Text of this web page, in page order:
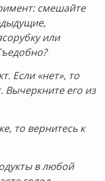
смешайте
или
Если «нет», то
Вычеркните его из
то вернитесь к
в любой